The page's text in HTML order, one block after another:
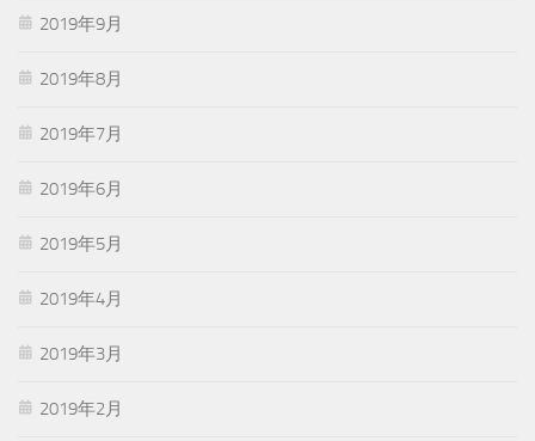
2019年9月
2019年8月
2019年7月
2019年6月
2019年5月
2019年4月
2019年3月
2019年2月